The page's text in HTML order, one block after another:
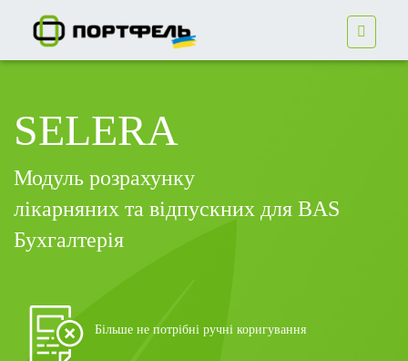
SELERA
Модуль розрахунку
лікарняних та відпускних для BAS
Бухгалтерія
Більше не потрібні ручні коригування